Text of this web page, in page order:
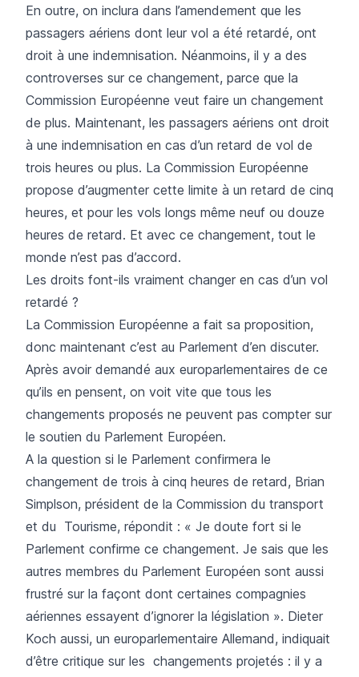
En outre, on inclura dans l’amendement que les
passagers aériens dont leur vol a été retardé, ont
droit à une indemnisation. Néanmoins, il y a des
controverses sur ce changement, parce que la
Commission Européenne veut faire un changement
de plus. Maintenant, les passagers aériens ont droit
à une indemnisation en cas d’un retard de vol de
trois heures ou plus. La Commission Européenne
propose d’augmenter cette limite à un retard de cinq
heures, et pour les vols longs même neuf ou douze
heures de retard. Et avec ce changement, tout le
monde n’est pas d’accord.
Les droits font-ils vraiment changer en cas d’un vol
retardé ?
La Commission Européenne a fait sa proposition,
donc maintenant c’est au Parlement d’en discuter.
Après avoir demandé aux europarlementaires de ce
qu’ils en pensent, on voit vite que tous les
changements proposés ne peuvent pas compter sur
le soutien du Parlement Européen.
A la question si le Parlement confirmera le
changement de trois à cinq heures de retard, Brian
Simplson, président de la Commission du transport
et du Tourisme, répondit : « Je doute fort si le
Parlement confirme ce changement. Je sais que les
autres membres du Parlement Européen sont aussi
frustré sur la façont dont certaines compagnies
aériennes essayent d’ignorer la législation ». Dieter
Koch aussi, un europarlementaire Allemand, indiquait
d’être critique sur les changements projetés : il y a